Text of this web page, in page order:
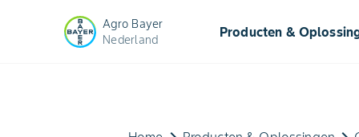
Agro Bayer
Nederland
Producten &